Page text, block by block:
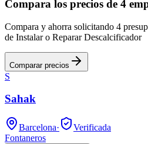
Compara los precios de 4
Compara y ahorra solicitando 4
de Instalar o Reparar Descalcificador
Comparar precios
S
Sahak
Barcelona·
Verificada
Fontaneros